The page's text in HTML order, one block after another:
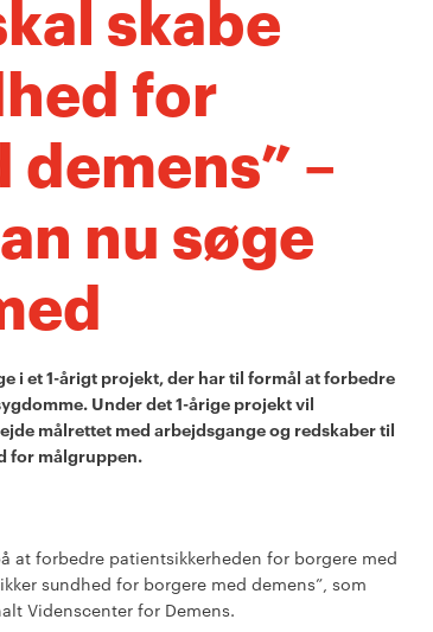
skabe
for
–
nu søge
i et 1-årigt projekt, der har til formål at forbedre
Under det 1-årige projekt vil
målrettet med arbejdsgange og redskaber til
for målgruppen.
at forbedre patientsikkerheden for borgere med
sundhed for borgere med demens”, som
Videnscenter for Demens.